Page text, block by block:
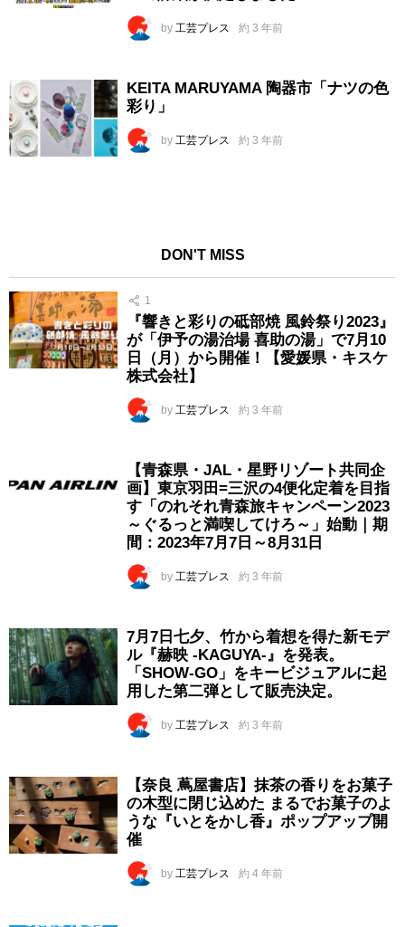
by 工芸プレス 約 3 年前
KEITA MARUYAMA 陶器市「ナツの色
彩り」
by 工芸プレス 約 3 年前
DON'T MISS
1
『響きと彩りの砥部焼 風鈴祭り2023』
が「伊予の湯治場 喜助の湯」で7月10
日（月）から開催！【愛媛県・キスケ
株式会社】
by 工芸プレス 約 3 年前
【青森県・JAL・星野リゾート共同企
画】東京羽田=三沢の4便化定着を目指
す「のれそれ青森旅キャンペーン2023
～ぐるっと満喫してけろ～」始動｜期
間：2023年7月7日～8月31日
by 工芸プレス 約 3 年前
7月7日七夕、竹から着想を得た新モデ
ル『赫映 -KAGUYA-』を発表。
「SHOW-GO」をキービジュアルに起
用した第二弾として販売決定。
by 工芸プレス 約 3 年前
【奈良 蔦屋書店】抹茶の香りをお菓子
の木型に閉じ込めた まるでお菓子のよ
うな『いとをかし香』ポップアップ開
催
by 工芸プレス 約 4 年前